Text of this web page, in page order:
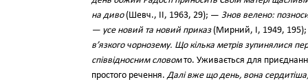
на диво(Шевч., II, 1963, 29); — Знов велено:
— усе новий та новий приказ(Мирний, І, 1949, 195);
в’язкого чорнозему. Що кілька метрів зупинялися
співвідносним словомто. Уживається для
простого речення. Далі вже що день, вона